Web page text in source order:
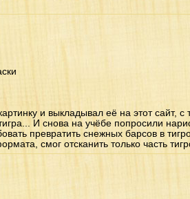
и выкладывал её на этот
И снова на учёбе попросили
превратить снежных барсов в
смог отсканить только часть